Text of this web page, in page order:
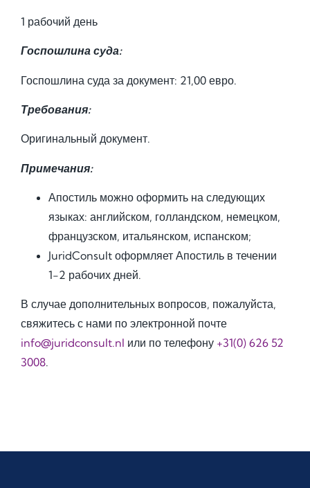
1 рабочий день
Госпошлина суда:
Госпошлина суда за документ: 21,00 евро.
Требования:
Оригинальный документ.
Примечания:
Апостиль можно оформить на следующих
языках: английском, голландском, немецком,
французском, итальянском, испанском;
JuridConsult оформляет Апостиль в течении
1-2 рабочих дней.
В случае дополнительных вопросов, пожалуйста,
свяжитесь с нами по электронной почте
info@juridconsult.nl или по телефону +31(0) 626 52
3008.